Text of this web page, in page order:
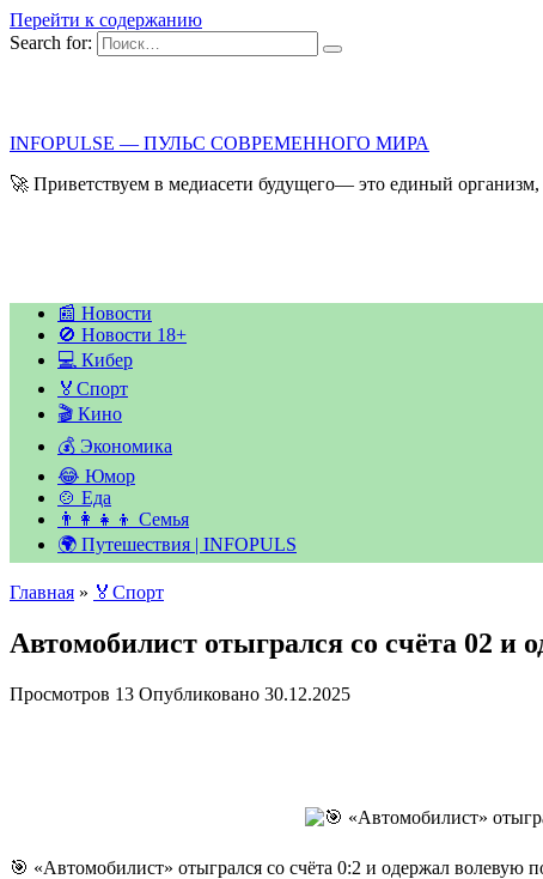
Перейти к содержанию
Search for:
INFOPULSE — ПУЛЬС СОВРЕМЕННОГО МИРА
🚀 Приветствуем в медиасети будущего— это единый
📰 Новости
🚫 Новости 18+
💻 Кибер
🏅Спорт
🎬 Кино
💰 Экономика
😂 Юмор
🍲 Еда
👨‍👩‍👧‍👦 Семья
🌍 Путешествия | INFOPULS
Главная » 🏅Спорт
Автомобилист отыгрался со счёта 02 и
Просмотров 13 Опубликовано 30.12.2025
🎯 «Автомобилист» отыгрался со счёта 0:2 и одержал волевую